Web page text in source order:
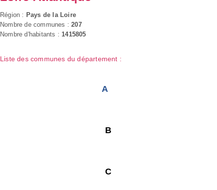
Région : Pays de la Loire
Nombre de communes :207
Nombre d'habitants : 1415805
Liste des communes du département :
A
B
C